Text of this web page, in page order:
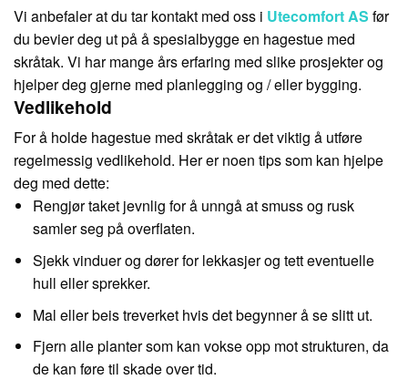
Vi anbefaler at du tar kontakt med oss i Utecomfort AS før
du bevier deg ut på å spesialbygge en hagestue med
skråtak. Vi har mange års erfaring med slike prosjekter og
hjelper deg gjerne med planlegging og / eller bygging.
Vedlikehold
For å holde hagestue med skråtak er det viktig å utføre
regelmessig vedlikehold. Her er noen tips som kan hjelpe
deg med dette:
Rengjør taket jevnlig for å unngå at smuss og rusk
samler seg på overflaten.
Sjekk vinduer og dører for lekkasjer og tett eventuelle
hull eller sprekker.
Mal eller beis treverket hvis det begynner å se slitt ut.
Fjern alle planter som kan vokse opp mot strukturen, da
de kan føre til skade over tid.